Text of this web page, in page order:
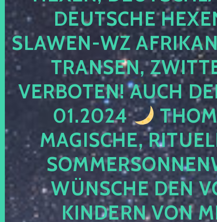
DEUTSCHE
SLAWEN-WZ
TRANSEN,
VERBOTEN! AUCH
01.2024
MAGISCHE,
WÜNSCHE DEN
KINDERN VON